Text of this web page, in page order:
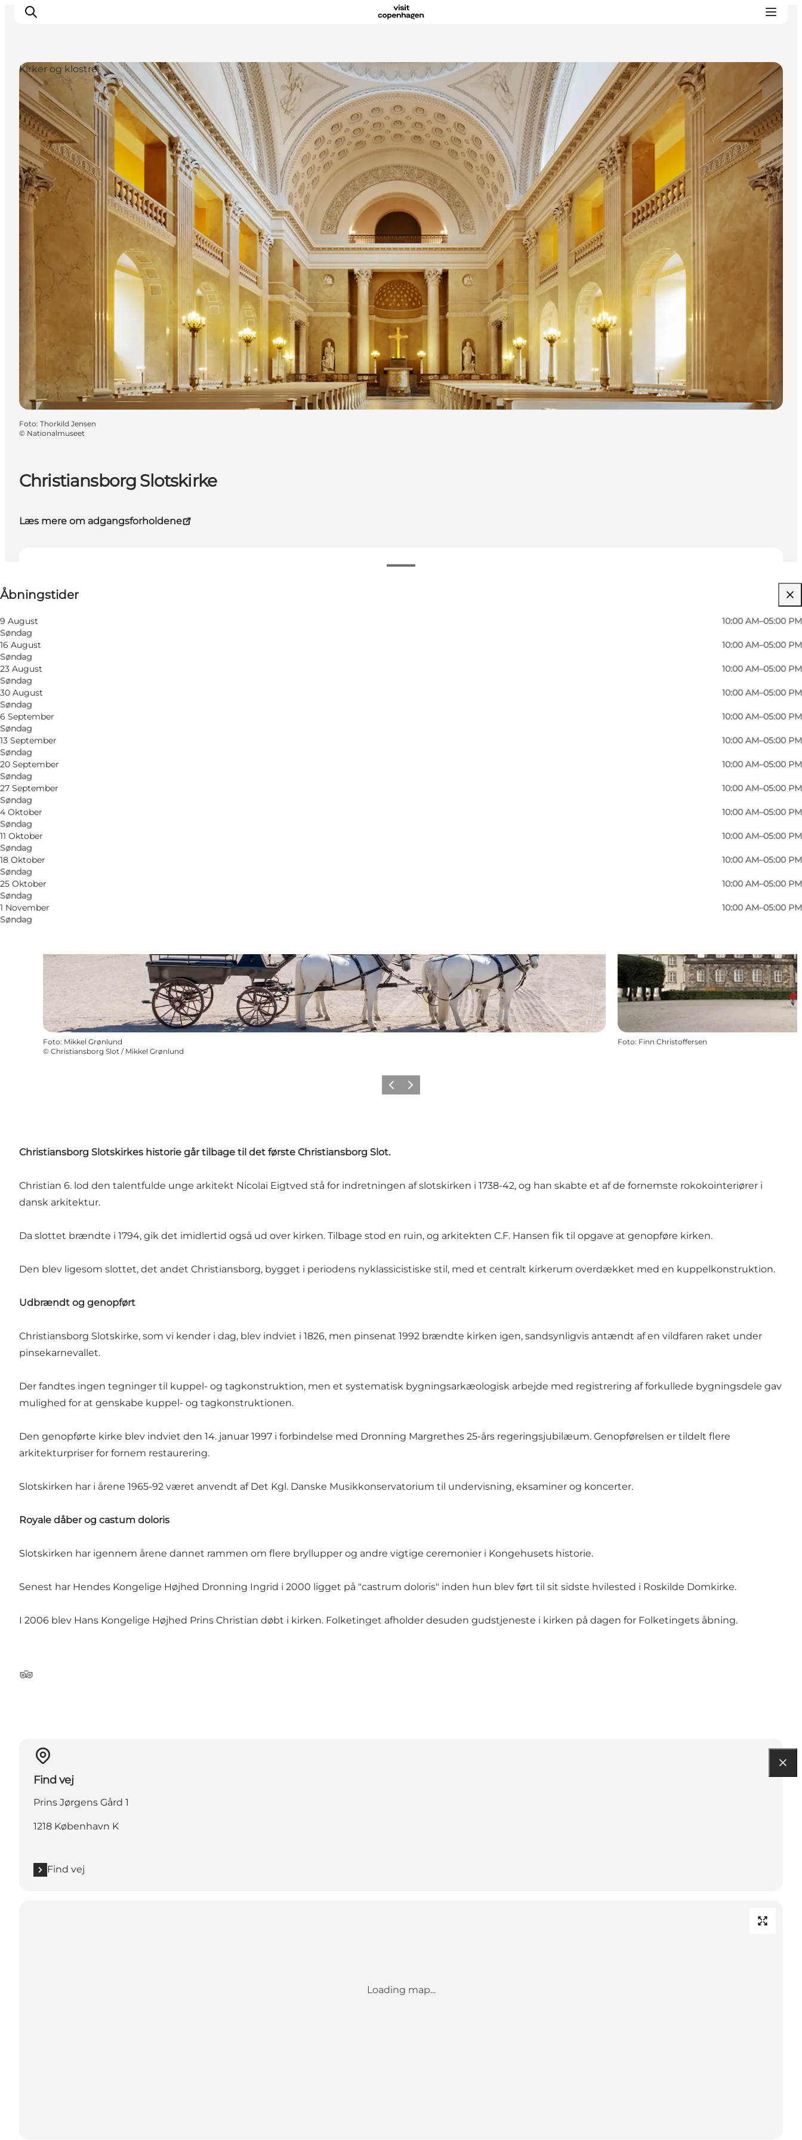
This is Copenhagen
Aktiviteter
Spis & drik
Områder
Planlæg din tur
CopenPay
Copenhagen Card
Christiansborg Slotskirke
Læs mere om adgangsforholdene
Åbningstider
9 August
Søndag
10:00 AM–05:00 PM
16 August
Søndag
10:00 AM–05:00 PM
23 August
Søndag
10:00 AM–05:00 PM
30 August
Søndag
10:00 AM–05:00 PM
6 September
Søndag
10:00 AM–05:00 PM
13 September
Søndag
10:00 AM–05:00 PM
20 September
Søndag
10:00 AM–05:00 PM
27 September
Søndag
10:00 AM–05:00 PM
4 Oktober
Søndag
10:00 AM–05:00 PM
11 Oktober
Søndag
10:00 AM–05:00 PM
18 Oktober
Søndag
10:00 AM–05:00 PM
25 Oktober
Søndag
10:00 AM–05:00 PM
1 November
Søndag
10:00 AM–05:00 PM
Besøg hjemmeside
Kirker og klostre
Foto: Thorkild Jensen
© Nationalmuseet
Foto: Mikkel Grønlund
© Christiansborg Slot / Mikkel Grønlund
Foto: Finn Christoffersen
ForrigeNæste
Christiansborg Slotskirkes historie går tilbage til det første Christiansborg Slot.
Christian 6. lod den talentfulde unge arkitekt Nicolai Eigtved stå for indretningen af slotskirken i 1738-42, og han skabte et af de fornemste rokokointeriører i
dansk arkitektur.
Da slottet brændte i 1794, gik det imidlertid også ud over kirken. Tilbage stod en ruin, og arkitekten C.F. Hansen fik til opgave at genopføre kirken.
Den blev ligesom slottet, det andet Christiansborg, bygget i periodens nyklassicistiske stil, med et centralt kirkerum overdækket med en kuppelkonstruktion.
Udbrændt og genopført
Christiansborg Slotskirke, som vi kender i dag, blev indviet i 1826, men pinsenat 1992 brændte kirken igen, sandsynligvis antændt af en vildfaren raket under
pinsekarnevallet.
Der fandtes ingen tegninger til kuppel- og tagkonstruktion, men et systematisk bygningsarkæologisk arbejde med registrering af forkullede bygningsdele gav
mulighed for at genskabe kuppel- og tagkonstruktionen.
Den genopførte kirke blev indviet den 14. januar 1997 i forbindelse med Dronning Margrethes 25-års regeringsjubilæum. Genopførelsen er tildelt flere
arkitekturpriser for fornem restaurering.
Slotskirken har i årene 1965-92 været anvendt af Det Kgl. Danske Musikkonservatorium til undervisning, eksaminer og koncerter.
Royale dåber og castum doloris
Slotskirken har igennem årene dannet rammen om flere bryllupper og andre vigtige ceremonier i Kongehusets historie.
Senest har Hendes Kongelige Højhed Dronning Ingrid i 2000 ligget på "castrum doloris" inden hun blev ført til sit sidste hvilested i Roskilde Domkirke.
I 2006 blev Hans Kongelige Højhed Prins Christian døbt i kirken. Folketinget afholder desuden gudstjeneste i kirken på dagen for Folketingets åbning.
Tripadvisor
Find vej
Prins Jørgens Gård 1
1218 København K
Find vej
Loading map...